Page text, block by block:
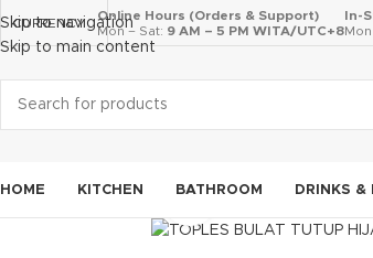
Skip to navigation
Skip to main content
CURRENCY
Online Hours (Orders & Support)
Mon – Sat: 9 AM – 5 PM WITA/UTC+8
In-
HOME KITCHEN BATHROOM DRINKS &
Click to enlarge